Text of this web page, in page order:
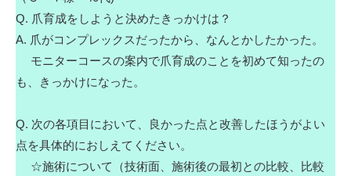
Q. 爪育成をしようと決めたきっかけは？
A. 爪がコンプレックスだったから、なんとかしたかった。
モニターコースの案内で爪育成のことを初めて知ったの
も、きっかけになった。
Q. 次の各項目において、良かった点と改善したほうがよい
点を具体的におしえてください。
☆施術について（技術面、施術後の最初との比較、比較